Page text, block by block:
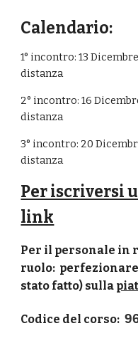
Calendario:
1° incontro: 13 Dicembre
distanza
2° incontro: 16
distanza
3° incontro: 20
distanza
Per iscriversi
link
Per il personale in
ruolo:
stato fatto) sulla
Codice del corso: